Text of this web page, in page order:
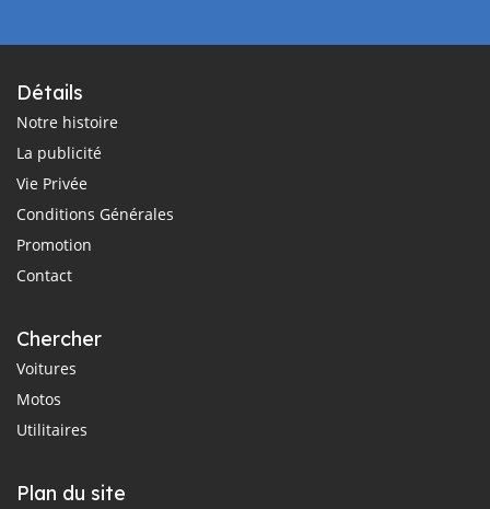
Détails
Notre histoire
La publicité
Vie Privée
Conditions Générales
Promotion
Contact
Chercher
Voitures
Motos
Utilitaires
Plan du site